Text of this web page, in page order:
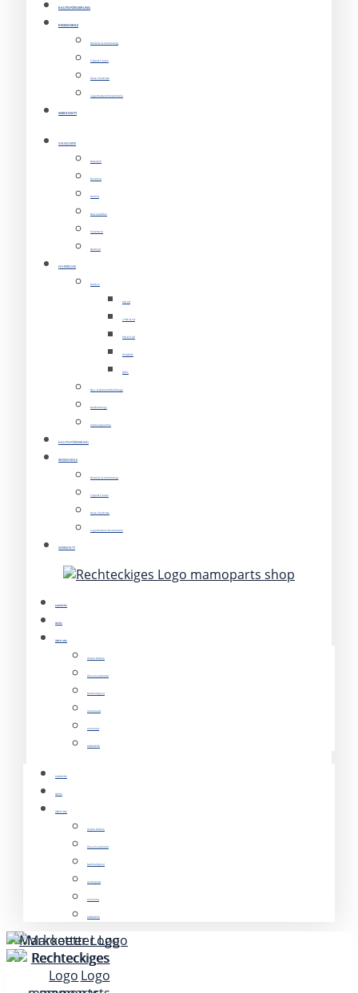
E-AUTO-FÖRDERUNG
REISEMOBILE
Modelle & Vermietung
Tipps & Touren
Reise Checkliste
Lagerbestand Reisemobile
WERKSTATT
STANDORTE
Gütersloh
Bielefeld
Herford
Bad Salzuflen
Paderborn
Detmold
FAHRZEUGE
Marken
VOLVO
LYNK & CO
POLESTAR
PEUGEOT
OPEL
Neu- & Gebrauchtfahrzeuge
Nutzfahrzeuge
Inzahlungnahme
E-AUTO-FÖRDERUNG
REISEMOBILE
Modelle & Vermietung
Tipps & Touren
Reise Checkliste
Lagerbestand Reisemobile
WERKSTATT
KARRIERE
NEWS
ÜBER UNS
Unsere Historie
Was uns ausmacht
Nachhaltigkeit
mamoparts
mamocars
KOMWERK
KARRIERE
NEWS
ÜBER UNS
Unsere Historie
Was uns ausmacht
Nachhaltigkeit
mamoparts
mamocars
KOMWERK